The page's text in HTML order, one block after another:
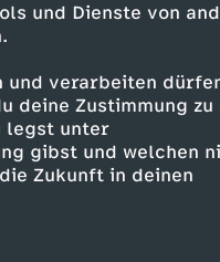
und Dienste von
und verarbeiten
Zustimmung zu
legst unter
gibst und welchen
Zukunft in deinen